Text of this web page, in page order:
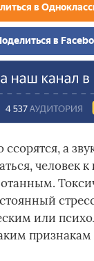
в
в
ссорятся, а
человек
или